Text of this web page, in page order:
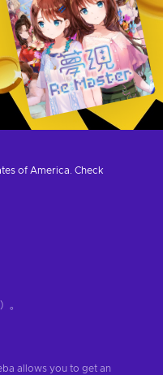
of America. Check
。
allows you to get an